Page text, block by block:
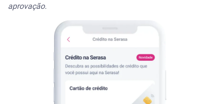
aprovação.